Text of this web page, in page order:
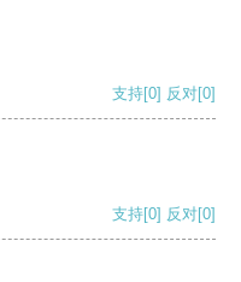
支持[0] 反对[0]
支持[0] 反对[0]